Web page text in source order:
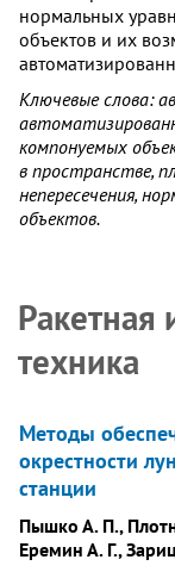
нормальных
объектов и их
Ключевые слова:
компонуемых
в пространстве,
непересечения,
объектов.
Ракетная
техника
Методы
окрестности
станции
Пышко А. П.,
Еремин А. Г.,